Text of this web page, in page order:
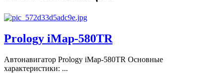
Prology iMap-580TR
Автонавигатор Prology iMap-580TR Основные
характеристики: ...